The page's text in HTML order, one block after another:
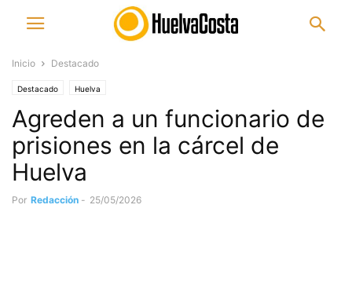
Inicio Destacado
Destacado Huelva
Agreden a un funcionario de
prisiones en la cárcel de
Huelva
Por Redacción - 25/05/2026